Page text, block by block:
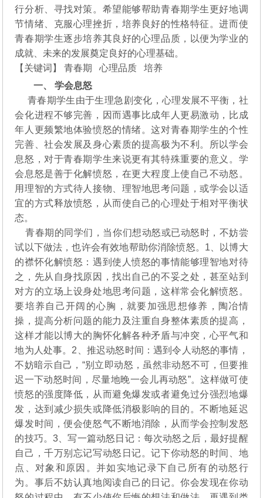
行分析、寻找对策。希望能够帮助青春期学生更好地调
节情绪、克服心理挫折，培养良好的性格特征。进而使
青春期学生逐步培养其良好的心理品质，以便为学业的
成就、未来的发展奠定良好的心理基础。
【关键词】 青春期 心理品质 培养
一、 学会息怒
青春期学生由于生理急剧变化，心理发展不平衡，社
会化进程不够完善，因而遇事比成年人更易激动，比成
年人更频繁地体验愤怒的情绪。这对青春期学生的个性
完善、社会发展及身心素质的提高极为不利。所以学会
息怒，对于青春期学生来说更有其特殊重要的意义。学
会息怒是善于化解愤怒，在更大程度上使自己不动怒。
用理智的方式待人接物、理智地思考问题，或学会以适
宜的方式释放愤怒，从而使自己的心理处于相对平衡状
态。
青春期的同学们，当你们想动怒或已动怒时，不妨尝
试以下做法，也许会有效地帮助你消除愤怒。1、以博大
的襟怀化解愤怒：遇到使人愤怒的事情能够理智地对待
之，先从自身找原因，找出自己的不妥之处，甚至站到
对方的立场上设身处地思考问题，这样常会化解愤怒。
要培养自己开阔的心胸，就要加强思想修养，陶冶情
操，提高分析问题的能力及注重自身整体素质的提高，
这样才能以博大的胸怀化解各种矛盾与冲突，心平气和
地为人处事。2、推迟动怒时间：遇到令人动怒的事情，
不妨暗示自己，“别立即动怒，虽然非动怒不可，但要推
迟一下动怒时间，尽量地晚一会儿再动怒”。这样做可使
愤怒的强度降低，从而避免爆发或者避免过分强烈地爆
发，达到减少损失或降低消极影响的目的。不断地延迟
爆发时间，便会使怒气不断地消除，从而学会控制发怒
的技巧。3、写一篇动怒日记：每次动怒之后，最好提醒
自己，千万别忘记写动怒日记。记下你动怒的时间、地
点、对象和原因。并如实地记录下自己所有的动怒行
为。事后不妨认真地阅读自己的日记。你会发现在你动